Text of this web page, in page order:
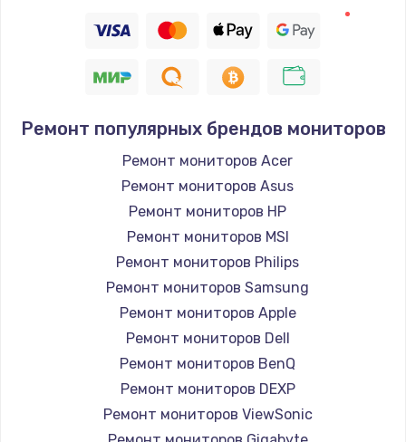
1400 руб.
Заказать
Восстановление цепи питания, пайка
880 руб.
Программный ремонт/прошивка
Заказать
Замена Bluetooth/Wi-Fi модуля
800 руб.
Заказать
Замена картридера
890 руб.
Ремонт популярных брендов мониторов
Ремонт мониторов Acer
Ремонт мониторов Asus
Ремонт мониторов HP
Ремонт мониторов MSI
Ремонт мониторов Philips
Ремонт мониторов Samsung
Ремонт мониторов Apple
Ремонт мониторов Dell
Ремонт мониторов BenQ
Ремонт мониторов DEXP
Ремонт мониторов ViewSonic